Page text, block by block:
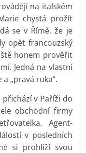
na italském
chystá prožít
se v Římě, že je
opět francouzský
honem prověřit
Jedná na vlastní
„pravá ruka“.
přichází v Paříži do
obchodní firmy
Agent-
v posledních
si prohlíží svou